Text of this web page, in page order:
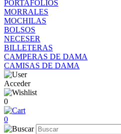
PORTAFOLIOS
MORRALES
MOCHILAS
BOLSOS
NECESER
BILLETERAS
CAMPERAS DE DAMA
CAMISAS DE DAMA
Acceder
0
0